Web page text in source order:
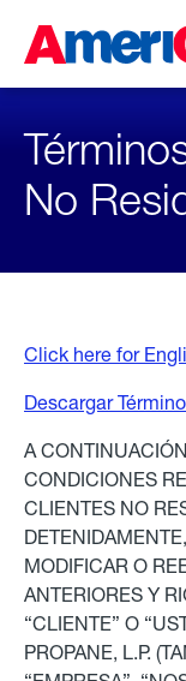
Content
Skipped.
No
Click here for
Descargar
A
CONDICIONES
CLIENTES NO
MODIFICAR O
ANTERIORES Y
“CLIENTE” O
PROPANE, L.P.